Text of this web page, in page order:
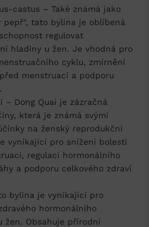
castus – Také známá jako
pepř", tato bylina je oblíbená
regulovat
hladiny u žen. Je vhodná pro
cyklu, zmírnění
menstruací a podporu
– Dong Quai je zázračná
která je známá svými
na ženský reprodukční
vynikající pro snížení bolesti
regulaci hormonálního
a podporu celkového zdraví
bylina je vynikající pro
hormonálního
žen. Obsahuje přírodní